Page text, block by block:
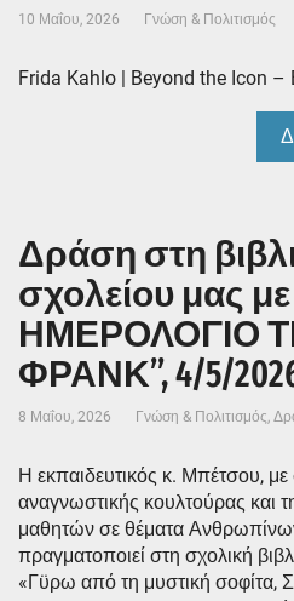
10 Μαΐου, 2026 Γνώση & Πολιτισμός
Frida Kahlo | Beyond the Icon –
Δράση στη
σχολείου μας με
ΗΜΕΡΟΛΟΓΙΟ
ΦΡΑΝΚ”, 4/5/
8 Μαΐου, 2026 Γνώση & Πολιτισμός
Η εκπαιδευτικός κ. Μπέτσου, με
αναγνωστικής κουλτούρας και
μαθητών σε θέματα
πραγματοποιεί στη σχολική
«Γϋρω από τη μυστική σοφίτα,